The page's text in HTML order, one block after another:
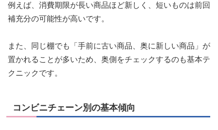
例えば、消費期限が長い商品ほど新しく、短いものは前回
補充分の可能性が高いです。
また、同じ棚でも「手前に古い商品、奥に新しい商品」が
置かれることが多いため、奥側をチェックするのも基本テ
クニックです。
コンビニチェーン別の基本傾向